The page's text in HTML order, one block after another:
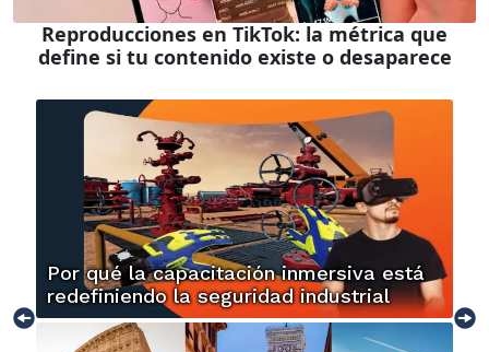
Reproducciones en TikTok: la métrica que
define si tu contenido existe o desaparece
Por qué la capacitación inmersiva está
redefiniendo la seguridad industrial